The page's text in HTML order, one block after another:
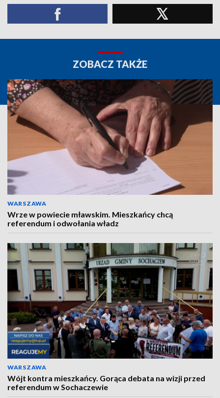
ZOBACZ TAKŻE
WARSZAWA
Wrze w powiecie mławskim. Mieszkańcy chcą
referendum i odwołania władz
WARSZAWA
Wójt kontra mieszkańcy. Gorąca debata na wizji przed
referendum w Sochaczewie